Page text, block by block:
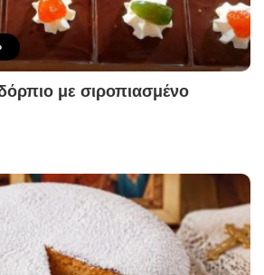
με σιροπιασμένο